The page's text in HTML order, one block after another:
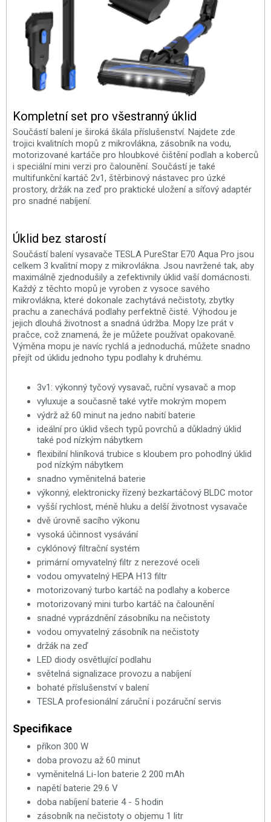
Kompletní set pro všestranný úklid
Součástí balení je široká škála příslušenství. Najdete zde
trojici kvalitních mopů z mikrovlákna, zásobník na vodu,
motorizované kartáče pro hloubkové čištění podlah a koberců
i speciální mini verzi pro čalounění. Součástí je také
multifunkční kartáč 2v1, štěrbinový nástavec pro úzké
prostory, držák na zeď pro praktické uložení a síťový adaptér
pro snadné nabíjení.
Úklid bez starostí
Součástí balení vysavače TESLA PureStar E70 Aqua Pro jsou
celkem 3 kvalitní mopy z mikrovlákna. Jsou navržené tak, aby
maximálně zjednodušily a zefektivnily úklid vaší domácnosti.
Každý z těchto mopů je vyroben z vysoce savého
mikrovlákna, které dokonale zachytává nečistoty, zbytky
prachu a zanechává podlahy perfektně čisté. Výhodou je
jejich dlouhá životnost a snadná údržba. Mopy lze prát v
pračce, což znamená, že je můžete používat opakovaně.
Výměna mopu je navíc rychlá a jednoduchá, můžete snadno
přejít od úklidu jednoho typu podlahy k druhému.
3v1: výkonný tyčový vysavač, ruční vysavač a mop
vyluxuje a současně také vytře mokrým mopem
výdrž až 60 minut na jedno nabití baterie
ideální pro úklid všech typů povrchů a důkladný úklid
také pod nízkým nábytkem
flexibilní hliníková trubice s kloubem pro pohodlný úklid
pod nízkým nábytkem
snadno vyměnitelná baterie
výkonný, elektronicky řízený bezkartáčový BLDC motor
vyšší rychlost, méně hluku a delší životnost vysavače
dvě úrovně sacího výkonu
vysoká účinnost vysávání
cyklónový filtrační systém
primární omyvatelný filtr z nerezové oceli
vodou omyvatelný HEPA H13 filtr
motorizovaný turbo kartáč na podlahy a koberce
motorizovaný mini turbo kartáč na čalounění
snadné vyprázdnění zásobníku na nečistoty
vodou omyvatelný zásobník na nečistoty
držák na zeď
LED diody osvětlující podlahu
světelná signalizace provozu a nabíjení
bohaté příslušenství v balení
TESLA profesionální záruční i pozáruční servis
Specifikace
příkon 300 W
doba provozu až 60 minut
vyměnitelná Li-Ion baterie 2 200 mAh
napětí baterie 29.6 V
doba nabíjení baterie 4 - 5 hodin
zásobník na nečistoty o objemu 1 litr